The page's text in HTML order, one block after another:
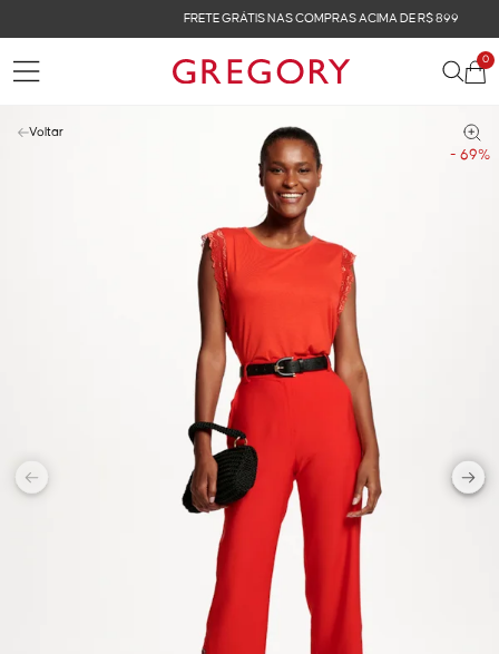
FRETE GRÁTIS NAS COMPRAS ACIMA DE R$ 899
0
- 69%
Voltar